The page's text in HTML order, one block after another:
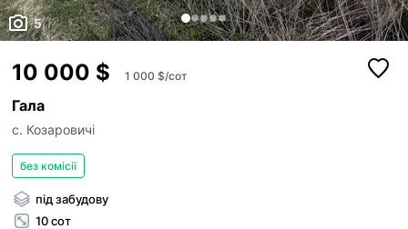
5
10 000 $ 1 000 $/сот
Гала
с. Козаровичі
без комісії
під забудову
10 сот